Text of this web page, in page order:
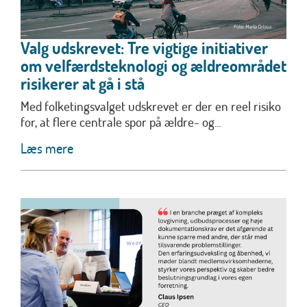
Valg udskrevet: Tre vigtige initiativer
om velfærdsteknologi og ældreområdet
risikerer at gå i stå
Med folketingsvalget udskrevet er der en reel risiko
for, at flere centrale spor på ældre- og...
Læs mere